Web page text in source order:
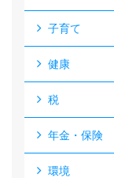
子育て
健康
税
年金・保険
環境